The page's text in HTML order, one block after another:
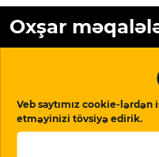
Veb saytımız cookie-
etməyinizi tövsiyə edirik.
Oxşar